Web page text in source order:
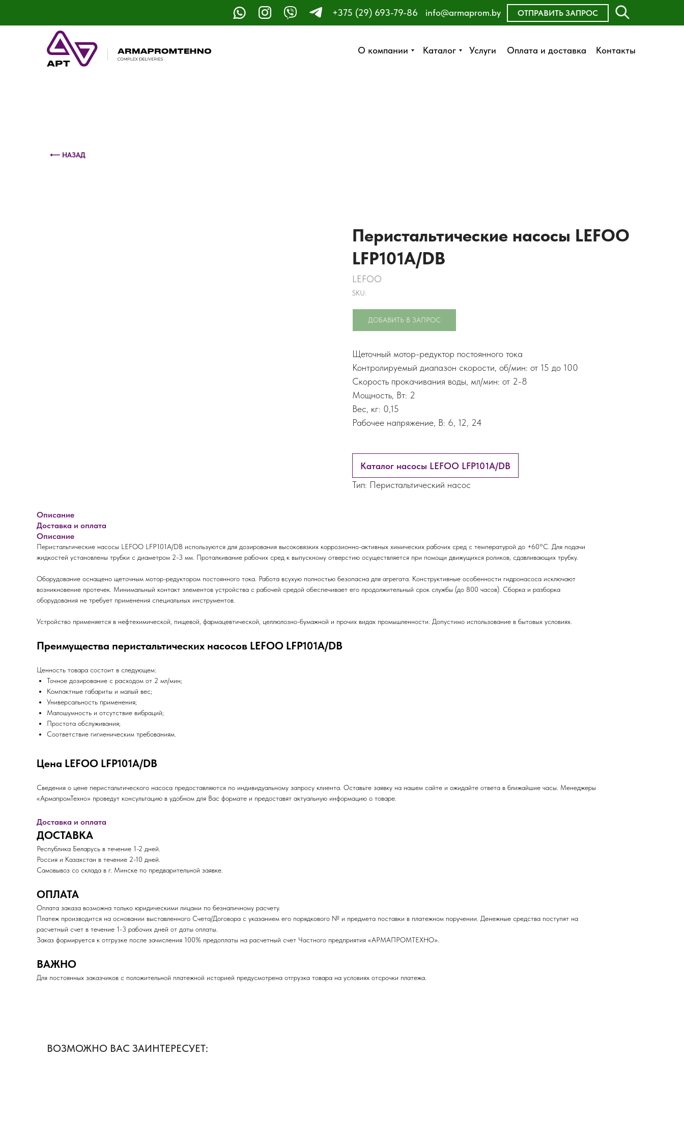
О компании Каталог Услуги Оплата и доставка Контакты
+375 (29) 693-79-86 ОТПРАВИТЬ ЗАПРОС
info@armaprom.by
О компании Каталог Услуги Оплата и доставка Контакты
ОСТАВИТЬ ЗАЯВКУ
ЗАКАЗАТЬ ЗВОНОК
⟵ НАЗАД
Перистальтические насосы LEFOO
LFP101A/DB
LEFOO
SKU:
ДОБАВИТЬ В ЗАПРОС
Щеточный мотор-редуктор постоянного тока
Контролируемый диапазон скорости, об/мин: от 15 до 100
Скорость прокачивания воды, мл/мин: от 2-8
Мощность, Вт: 2
Вес, кг: 0,15
Рабочее напряжение, В: 6, 12, 24
Каталог насосы LEFOO LFP101A/DB
Тип: Перистальтический насос
Описание
Доставка и оплата
Описание
Перистальтические насосы LEFOO LFP101A/DB используются для дозирования высоковязких коррозионно-активных химических рабочих сред с температурой до +60°C. Для подачи
жидкостей установлены трубки с диаметром 2-3 мм. Проталкивание рабочих сред к выпускному отверстию осуществляется при помощи движущихся роликов, сдавливающих трубку.
Оборудование оснащено щеточным мотор-редуктором постоянного тока. Работа всухую полностью безопасна для агрегата. Конструктивные особенности гидронасоса исключают
возникновение протечек. Минимальный контакт элементов устройства с рабочей средой обеспечивает его продолжительный срок службы (до 800 часов). Сборка и разборка
оборудования не требует применения специальных инструментов.
Устройство применяется в нефтехимической, пищевой, фармацевтической, целлюлозно-бумажной и прочих видах промышленности. Допустимо использование в бытовых условиях.
Преимущества перистальтических насосов LEFOO LFP101A/DB
Ценность товара состоит в следующем:
Точное дозирование с расходом от 2 мл/мин;
Компактные габариты и малый вес;
Универсальность применения;
Малошумность и отсутствие вибраций;
Простота обслуживания;
Соответствие гигиеническим требованиям.
Цена LEFOO LFP101A/DB
Сведения о цене перистальтического насоса предоставляются по индивидуальному запросу клиента. Оставьте заявку на нашем сайте и ожидайте ответа в ближайшие часы. Менеджеры
«АрмапромТехно» проведут консультацию в удобном для Вас формате и предоставят актуальную информацию о товаре.
Доставка и оплата
ДОСТАВКА
Республика Беларусь в течение 1-2 дней.
Россия и Казахстан в течение 2-10 дней.
Самовывоз со склада в г. Минске по предварительной заявке.
ОПЛАТА
Оплата заказа возможна только юридическими лицами по безналичному расчету.
Платеж производится на основании выставленного Счета/Договора с указанием его порядкового № и предмета поставки в платежном поручении. Денежные средства поступят на
расчетный счет в течение 1-3 рабочих дней от даты оплаты.
Заказ формируется к отгрузке после зачисления 100% предоплаты на расчетный счет Частного предприятия «АРМАПРОМТЕХНО».
ВАЖНО
Для постоянных заказчиков с положительной платежной историей предусмотрена отгрузка товара на условиях отсрочки платежа.
ВОЗМОЖНО ВАС ЗАИНТЕРЕСУЕТ: